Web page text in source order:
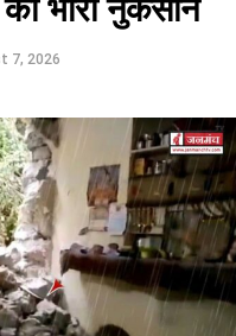
7 तारीख तक वेतन देना
है।
भारी नुकसान
7, 2026